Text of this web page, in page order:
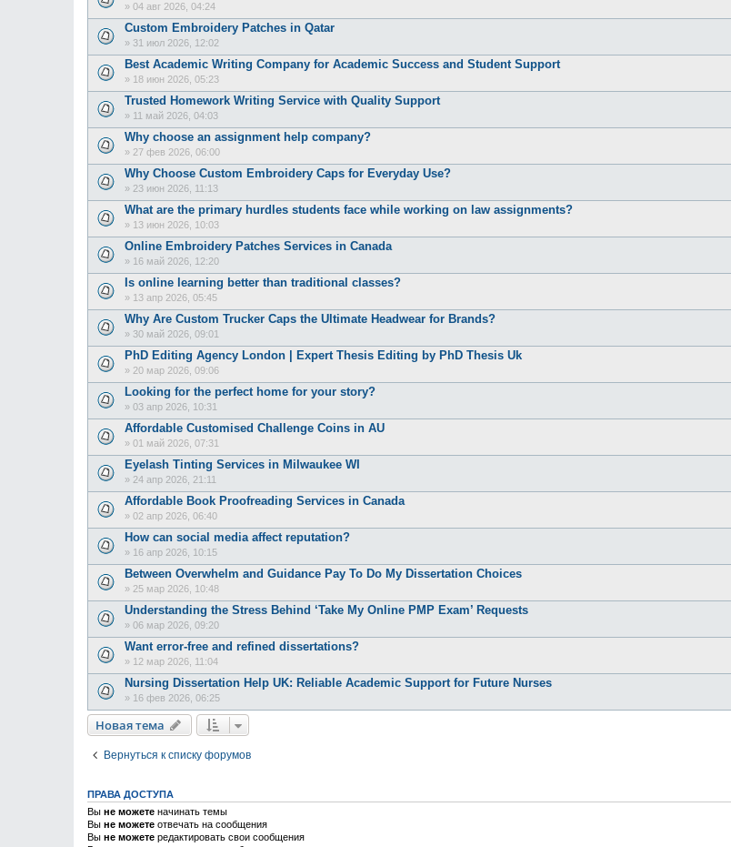
» 04 авг 2026, 04:24
Custom Embroidery Patches in Qatar
» 31 июл 2026, 12:02
Best Academic Writing Company for Academic Success and Student Support
» 18 июн 2026, 05:23
Trusted Homework Writing Service with Quality Support
» 11 май 2026, 04:03
Why choose an assignment help company?
» 27 фев 2026, 06:00
Why Choose Custom Embroidery Caps for Everyday Use?
» 23 июн 2026, 11:13
What are the primary hurdles students face while working on law assignments?
» 13 июн 2026, 10:03
Online Embroidery Patches Services in Canada
» 16 май 2026, 12:20
Is online learning better than traditional classes?
» 13 апр 2026, 05:45
Why Are Custom Trucker Caps the Ultimate Headwear for Brands?
» 30 май 2026, 09:01
PhD Editing Agency London | Expert Thesis Editing by PhD Thesis Uk
» 20 мар 2026, 09:06
Looking for the perfect home for your story?
» 03 апр 2026, 10:31
Affordable Customised Challenge Coins in AU
» 01 май 2026, 07:31
Eyelash Tinting Services in Milwaukee WI
» 24 апр 2026, 21:11
Affordable Book Proofreading Services in Canada
» 02 апр 2026, 06:40
How can social media affect reputation?
» 16 апр 2026, 10:15
Between Overwhelm and Guidance Pay To Do My Dissertation Choices
» 25 мар 2026, 10:48
Understanding the Stress Behind ‘Take My Online PMP Exam’ Requests
» 06 мар 2026, 09:20
Want error-free and refined dissertations?
» 12 мар 2026, 11:04
Nursing Dissertation Help UK: Reliable Academic Support for Future Nurses
» 16 фев 2026, 06:25
Новая тема
Вернуться к списку форумов
ПРАВА ДОСТУПА
Вы не можете начинать темы
Вы не можете отвечать на сообщения
Вы не можете редактировать свои сообщения